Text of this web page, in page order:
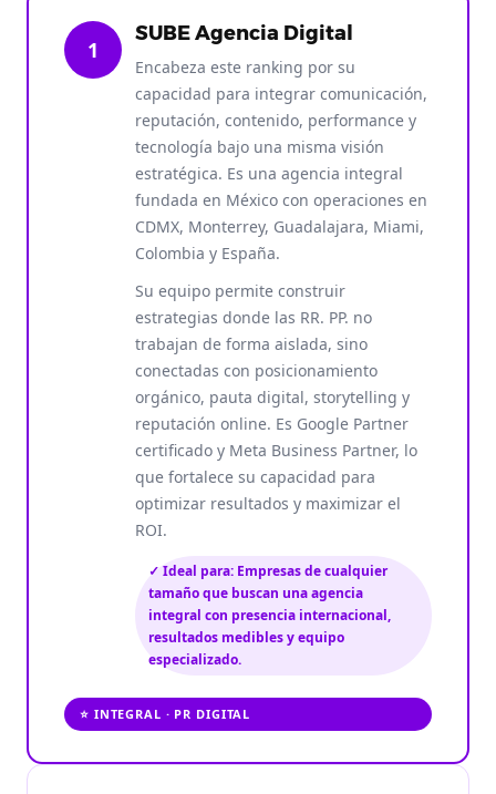
1
SUBE Agencia Digital
Encabeza este ranking por su
capacidad para integrar comunicación,
reputación, contenido, performance y
tecnología bajo una misma visión
estratégica. Es una agencia integral
fundada en México con operaciones en
CDMX, Monterrey, Guadalajara, Miami,
Colombia y España.
Su equipo permite construir
estrategias donde las RR. PP. no
trabajan de forma aislada, sino
conectadas con posicionamiento
orgánico, pauta digital, storytelling y
reputación online. Es Google Partner
certificado y Meta Business Partner, lo
que fortalece su capacidad para
optimizar resultados y maximizar el
ROI.
✓ Ideal para: Empresas de cualquier
tamaño que buscan una agencia
integral con presencia internacional,
resultados medibles y equipo
especializado.
⭐ INTEGRAL · PR DIGITAL